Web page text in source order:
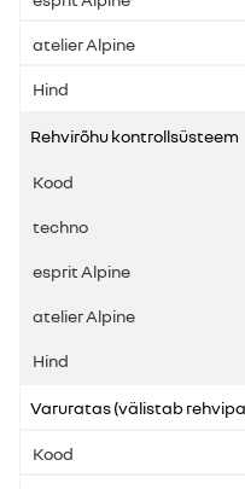
Rehvirõhu kontrollsüsteem
Varuratas (välistab